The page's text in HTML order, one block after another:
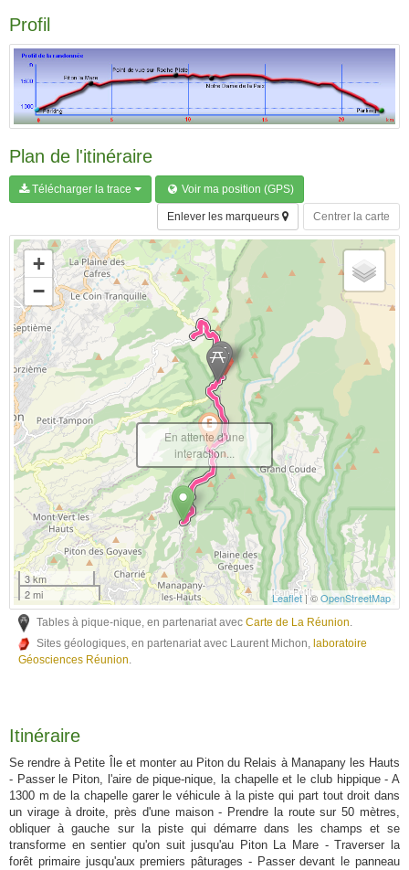
Profil
Plan de l'itinéraire
Télécharger la trace Voir ma position (GPS)
Centrer la carte
Enlever les marqueurs
+
−
3 km
2 mi
Leaflet| ©OpenStreetMap
En attente d'une
interaction...
Tables à pique-nique, en partenariat avecCarte de La Réunion
Sites géologiques, en partenariat avec Laurent Michon,laboratoire
Géosciences Réunion
Itinéraire
Se rendre à Petite Île et monter au Piton du Relais à Manapany les Hauts
- Passer le Piton, l'aire de pique-nique, la chapelle et le club hippique - A
1300 m de la chapelle garer le véhicule à la piste qui part tout droit dans
un virage à droite, près d'une maison - Prendre la route sur 50 mètres,
obliquer à gauche sur la piste qui démarre dans les champs et se
transforme en sentier qu'on suit jusqu'au Piton La Mare - Traverser la
forêt primaire jusqu'aux premiers pâturages - Passer devant le panneau